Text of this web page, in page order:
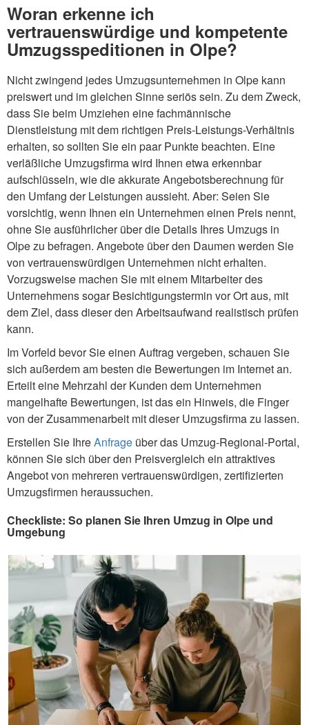
Woran erkenne ich
vertrauenswürdige und kompetente
Umzugsspeditionen in Olpe?
Nicht zwingend jedes Umzugsunternehmen in Olpe kann
preiswert und im gleichen Sinne seriös sein. Zu dem Zweck,
dass Sie beim Umziehen eine fachmännische
Dienstleistung mit dem richtigen Preis-Leistungs-Verhältnis
erhalten, so sollten Sie ein paar Punkte beachten. Eine
verläßliche Umzugsfirma wird Ihnen etwa erkennbar
aufschlüsseln, wie die akkurate Angebotsberechnung für
den Umfang der Leistungen aussieht. Aber: Seien Sie
vorsichtig, wenn Ihnen ein Unternehmen einen Preis nennt,
ohne Sie ausführlicher über die Details Ihres Umzugs in
Olpe zu befragen. Angebote über den Daumen werden Sie
von vertrauenswürdigen Unternehmen nicht erhalten.
Vorzugsweise machen Sie mit einem Mitarbeiter des
Unternehmens sogar Besichtigungstermin vor Ort aus, mit
dem Ziel, dass dieser den Arbeitsaufwand realistisch prüfen
kann.
Im Vorfeld bevor Sie einen Auftrag vergeben, schauen Sie
sich außerdem am besten die Bewertungen im Internet an.
Erteilt eine Mehrzahl der Kunden dem Unternehmen
mangelhafte Bewertungen, ist das ein Hinweis, die Finger
von der Zusammenarbeit mit dieser Umzugsfirma zu lassen.
Erstellen Sie IhreAnfrage über das Umzug-Regional-Portal,
können Sie sich über den Preisvergleich ein attraktives
Angebot von mehreren vertrauenswürdigen, zertifizierten
Umzugsfirmen heraussuchen.
Checkliste: So planen Sie Ihren Umzug in Olpe und
Umgebung